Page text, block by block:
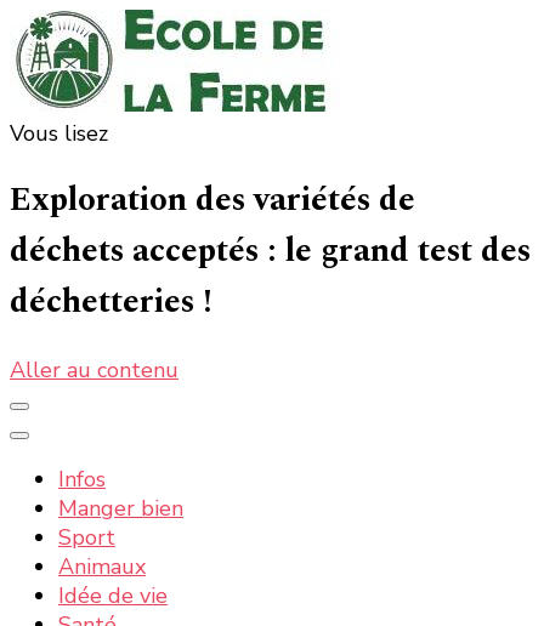
actualités
et bio
Vous lisez
Exploration des variétés de
déchets acceptés : le grand test des
déchetteries !
Aller au contenu
Infos
Manger bien
Sport
Animaux
Idée de vie